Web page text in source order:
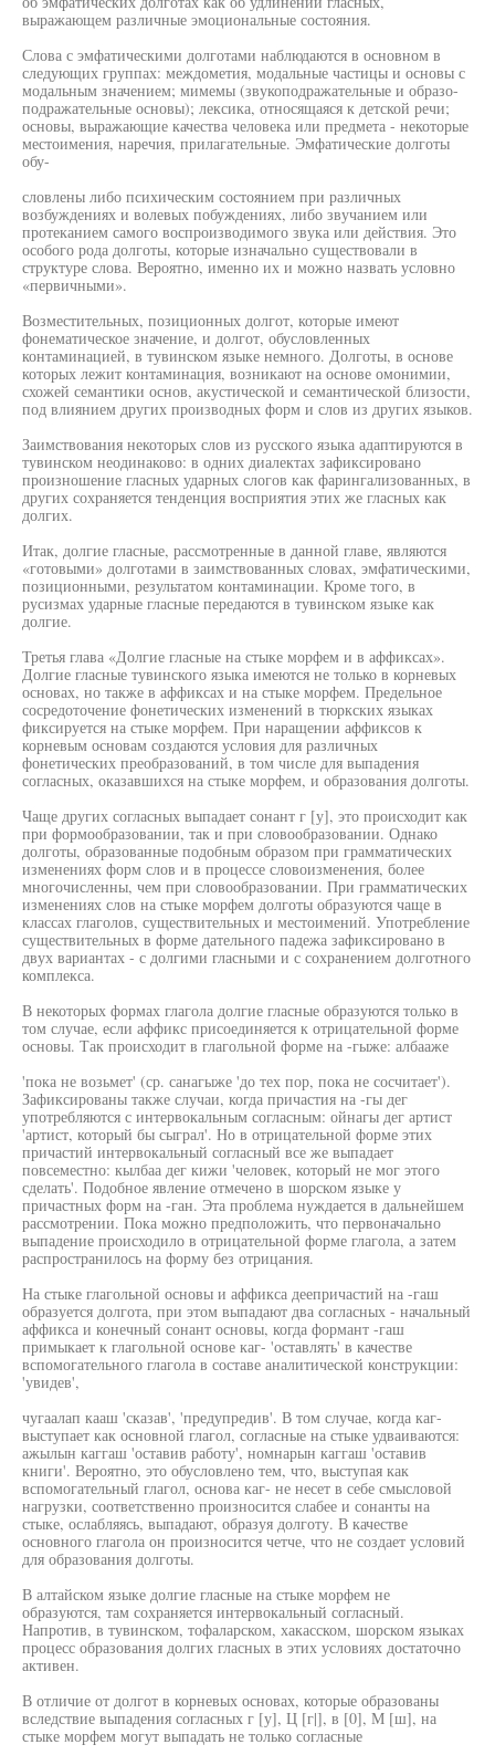
выражающем различные эмоциональные состояния.
Слова с эмфатическими долготами наблюдаются в основном в
следующих группах: междометия, модальные частицы и основы с
модальным значением; мимемы (звукоподражательные и образо-
подражательные основы); лексика, относящаяся к детской речи;
основы, выражающие качества человека или предмета - некоторые
местоимения, наречия, прилагательные. Эмфатические долготы
обу-
словлены либо психическим состоянием при различных
возбуждениях и волевых побуждениях, либо звучанием или
протеканием самого воспроизводимого звука или действия. Это
особого рода долготы, которые изначально существовали в
структуре слова. Вероятно, именно их и можно назвать условно
«первичными».
Возместительных, позиционных долгот, которые имеют
фонематическое значение, и долгот, обусловленных
контаминацией, в тувинском языке немного. Долготы, в основе
которых лежит контаминация, возникают на основе омонимии,
схожей семантики основ, акустической и семантической близости,
под влиянием других производных форм и слов из других языков.
Заимствования некоторых слов из русского языка адаптируются в
тувинском неодинаково: в одних диалектах зафиксировано
произношение гласных ударных слогов как фарингализованных, в
других сохраняется тенденция восприятия этих же гласных как
долгих.
Итак, долгие гласные, рассмотренные в данной главе, являются
«готовыми» долготами в заимствованных словах, эмфатическими,
позиционными, результатом контаминации. Кроме того, в
русизмах ударные гласные передаются в тувинском языке как
долгие.
Третья глава «Долгие гласные на стыке морфем и в аффиксах».
Долгие гласные тувинского языка имеются не только в корневых
основах, но также в аффиксах и на стыке морфем. Предельное
сосредоточение фонетических изменений в тюркских языках
фиксируется на стыке морфем. При наращении аффиксов к
корневым основам создаются условия для различных
фонетических преобразований, в том числе для выпадения
согласных, оказавшихся на стыке морфем, и образования долготы.
Чаще других согласных выпадает сонант г [у], это происходит как
при формообразовании, так и при словообразовании. Однако
долготы, образованные подобным образом при грамматических
изменениях форм слов и в процессе словоизменения, более
многочисленны, чем при словообразовании. При грамматических
изменениях слов на стыке морфем долготы образуются чаще в
классах глаголов, существительных и местоимений. Употребление
существительных в форме дательного падежа зафиксировано в
двух вариантах - с долгими гласными и с сохранением долготного
комплекса.
В некоторых формах глагола долгие гласные образуются только в
том случае, если аффикс присоединяется к отрицательной форме
основы. Так происходит в глагольной форме на -гыже: албааже
'пока не возьмет' (ср. санагыже 'до тех пор, пока не сосчитает').
Зафиксированы также случаи, когда причастия на -гы дег
употребляются с интервокальным согласным: ойнагы дег артист
'артист, который бы сыграл'. Но в отрицательной форме этих
причастий интервокальный согласный все же выпадает
повсеместно: кылбаа дег кижи 'человек, который не мог этого
сделать'. Подобное явление отмечено в шорском языке у
причастных форм на -ган. Эта проблема нуждается в дальнейшем
рассмотрении. Пока можно предположить, что первоначально
выпадение происходило в отрицательной форме глагола, а затем
распространилось на форму без отрицания.
На стыке глагольной основы и аффикса деепричастий на -гаш
образуется долгота, при этом выпадают два согласных - начальный
аффикса и конечный сонант основы, когда формант -гаш
примыкает к глагольной основе каг- 'оставлять' в качестве
вспомогательного глагола в составе аналитической конструкции:
'увидев',
чугаалап кааш 'сказав', 'предупредив'. В том случае, когда каг-
выступает как основной глагол, согласные на стыке удваиваются:
ажылын каггаш 'оставив работу', номнарын каггаш 'оставив
книги'. Вероятно, это обусловлено тем, что, выступая как
вспомогательный глагол, основа каг- не несет в себе смысловой
нагрузки, соответственно произносится слабее и сонанты на
стыке, ослабляясь, выпадают, образуя долготу. В качестве
основного глагола он произносится четче, что не создает условий
для образования долготы.
В алтайском языке долгие гласные на стыке морфем не
образуются, там сохраняется интервокальный согласный.
Напротив, в тувинском, тофаларском, хакасском, шорском языках
процесс образования долгих гласных в этих условиях достаточно
активен.
В отличие от долгот в корневых основах, которые образованы
вследствие выпадения согласных г [у], Ц [г|], в [0], М [ш], на
стыке морфем могут выпадать не только согласные